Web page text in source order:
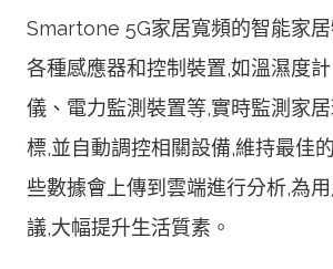
Smartone 5G家居寬頻的智能家
各種感應器和控制裝置,如溫濕度
儀、電力監測裝置等,實時監測家
標,並自動調控相關設備,維持最佳
些數據會上傳到雲端進行分析,為
議,大幅提升生活質素。